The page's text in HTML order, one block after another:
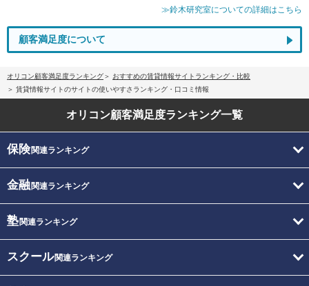
≫鈴木研究室についての詳細はこちら
顧客満足度について
オリコン顧客満足度ランキング
おすすめの賃貸情報サイトランキング・比較
賃貸情報サイトのサイトの使いやすさランキング・口コミ情報
オリコン顧客満足度ランキング一覧
保険関連ランキング
金融関連ランキング
塾関連ランキング
スクール関連ランキング